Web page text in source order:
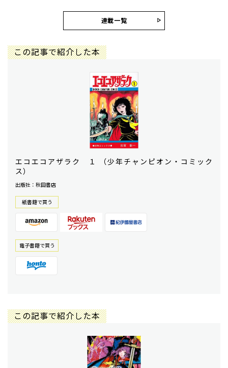
連載一覧
この記事で紹介した本
エコエコアザラク １ （少年チャンピオン・コミック
ス）
出版社：秋田書店
紙書籍で買う
電⼦書籍で買う
この記事で紹介した本